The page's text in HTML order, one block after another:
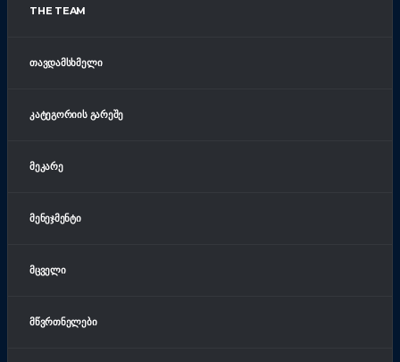
THE TEAM
ᲗᲐᲕᲓᲐᲛᲡᲮᲛᲔᲚᲘ
ᲙᲐᲢᲔᲒᲝᲠᲘᲘᲡ ᲒᲐᲠᲔᲨᲔ
ᲛᲔᲙᲐᲠᲔ
ᲛᲔᲜᲔᲯᲛᲔᲜᲢᲘ
ᲛᲪᲕᲔᲚᲘ
ᲛᲬᲕᲠᲗᲜᲔᲚᲔᲑᲘ